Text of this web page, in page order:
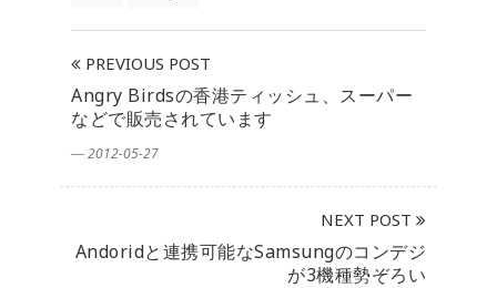
PREVIOUS POST
Angry Birdsの香港ティッシュ、スーパー
などで販売されています
― 2012-05-27
NEXT POST
Andoridと連携可能なSamsungのコンデジ
が3機種勢ぞろい